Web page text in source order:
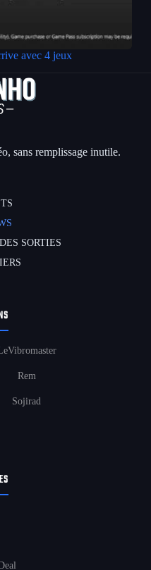
avec 4 jeux
sans remplissage inutile.
SORTIES
Rem
Sojirad